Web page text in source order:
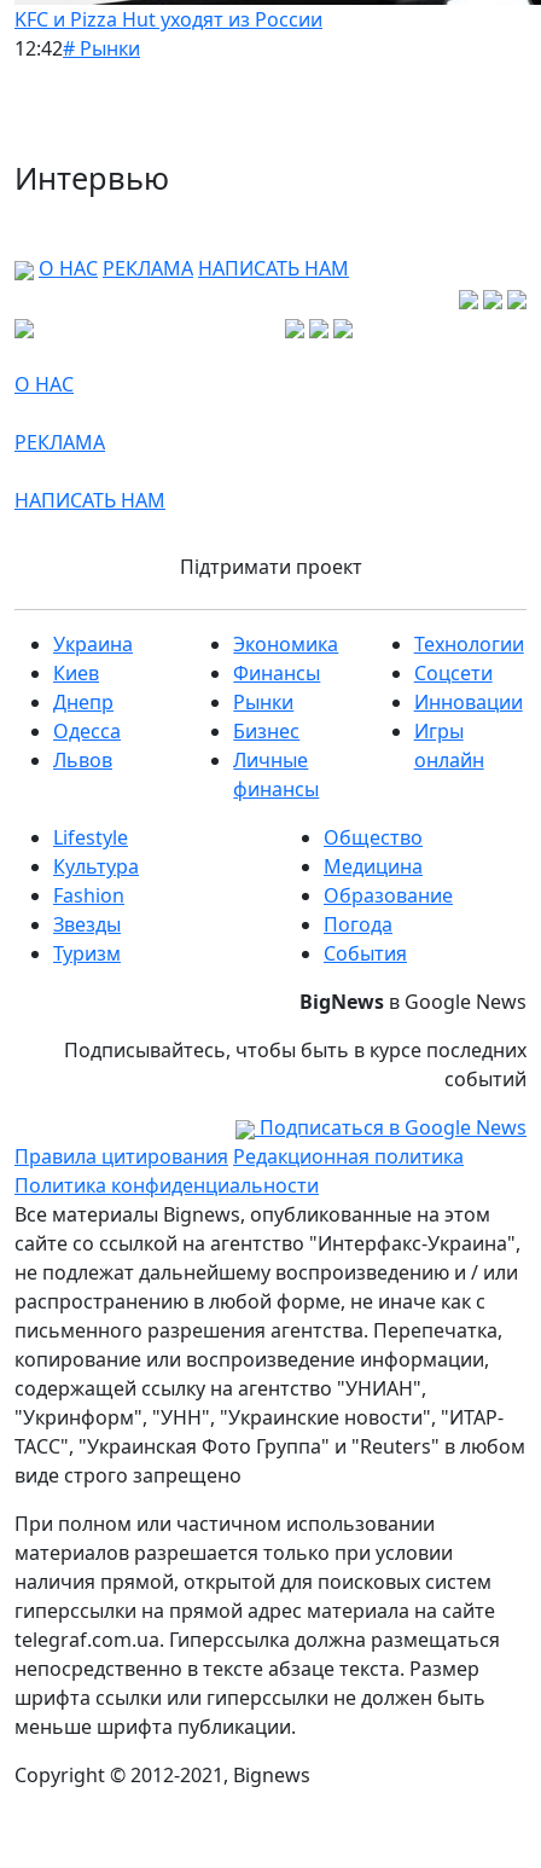
KFC и Pizza Hut уходят из России
12:42# Рынки
Интервью
О НАС РЕКЛАМА НАПИСАТЬ НАМ
О НАС
РЕКЛАМА
НАПИСАТЬ НАМ
Підтримати проект
Украина
Киев
Днепр
Одесса
Львов
Экономика
Финансы
Рынки
Бизнес
Личные
финансы
Технологии
Соцсети
Инновации
Игры
онлайн
Lifestyle
Культура
Fashion
Звезды
Туризм
Общество
Медицина
Образование
Погода
События
BigNews в Google News
Подписывайтесь, чтобы быть в курсе последних
событий
Подписаться в Google News
Правила цитирования Редакционная политика
Политика конфиденциальности
Все материалы Bignews, опубликованные на этом
сайте со ссылкой на агентство "Интерфакс-Украина",
не подлежат дальнейшему воспроизведению и / или
распространению в любой форме, не иначе как с
письменного разрешения агентства. Перепечатка,
копирование или воспроизведение информации,
содержащей ссылку на агентство "УНИАН",
"Укринформ", "УНН", "Украинские новости", "ИТАР-
ТАСС", "Украинская Фото Группа" и "Reuters" в любом
виде строго запрещено
При полном или частичном использовании
материалов разрешается только при условии
наличия прямой, открытой для поисковых систем
гиперссылки на прямой адрес материала на сайте
telegraf.com.ua. Гиперссылка должна размещаться
непосредственно в тексте абзаце текста. Размер
шрифта ссылки или гиперссылки не должен быть
меньше шрифта публикации.
Copyright © 2012-2021, Bignews